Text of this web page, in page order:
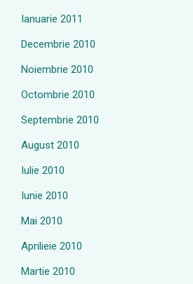
Ianuarie 2011
Decembrie 2010
Noiembrie 2010
Octombrie 2010
Septembrie 2010
August 2010
Iulie 2010
Iunie 2010
Mai 2010
Aprilieie 2010
Martie 2010